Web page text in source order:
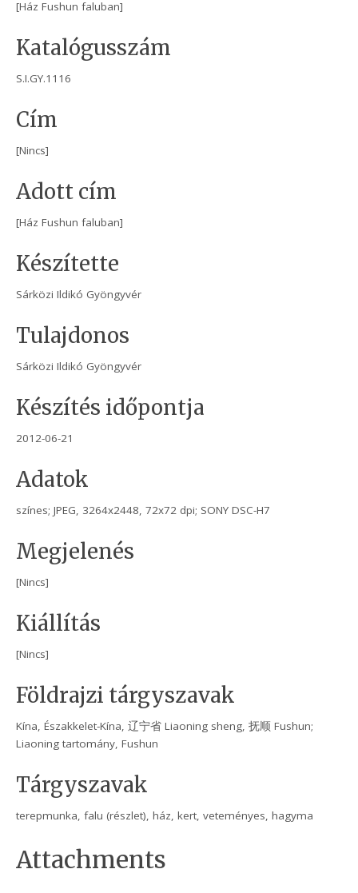
[Ház Fushun faluban]
Katalógusszám
S.I.GY.1116
Cím
[Nincs]
Adott cím
[Ház Fushun faluban]
Készítette
Sárközi Ildikó Gyöngyvér
Tulajdonos
Sárközi Ildikó Gyöngyvér
Készítés időpontja
2012-06-21
Adatok
színes; JPEG, 3264x2448, 72x72 dpi; SONY DSC-H7
Megjelenés
[Nincs]
Kiállítás
[Nincs]
Földrajzi tárgyszavak
Kína, Északkelet-Kína, 辽宁省 Liaoning sheng, 抚顺 Fushun;
Liaoning tartomány, Fushun
Tárgyszavak
terepmunka, falu (részlet), ház, kert, veteményes, hagyma
Attachments